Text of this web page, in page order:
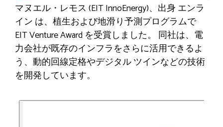
マヌエル・レモス (EIT InnoEnergy)、出身 エンラ
イン は、植生および地滑り予測プログラムで
EIT Venture Award を受賞しました。 同社は、電
力会社が既存のインフラをさらに活用できるよ
う、動的回線定格やデジタル ツインなどの技術
を開発しています。